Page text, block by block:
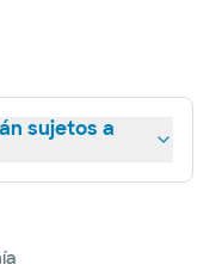
sujetos a